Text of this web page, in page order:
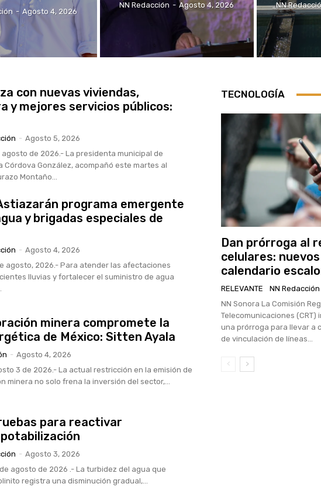
- Agosto 4, 2026
NN Redacción - Agosto 4, 2026 NN
con nuevas viviendas,
y mejores servicios públicos:
- Agosto 5, 2026
agosto de 2026.- La presidenta municipal de
Córdova González, acompañó este martes al
Montaño...
programa emergente
y brigadas especiales de
- Agosto 4, 2026
agosto, 2026.- Para atender las afectaciones
lluvias y fortalecer el suministro de agua
minera compromete la
de México: Sitten Ayala
- Agosto 4, 2026
3 de 2026.- La actual restricción en la emisión de
minera no solo frena la inversión del sector,...
para reactivar
- Agosto 3, 2026
agosto de 2026 .- La turbidez del agua que
registra una disminución gradual,...
TECNOLOGÍA
Dan prórroga al
celulares:
calendario
RELEVANTE NN Redacción
NN Sonora La Comisión Reguladora de
Telecomunicaciones
una prórroga para llevar a
de vinculación de líneas...